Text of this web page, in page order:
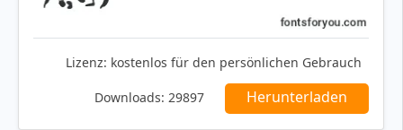
Lizenz: kostenlos für den persönlichen Gebrauch
Downloads: 29897 Herunterladen